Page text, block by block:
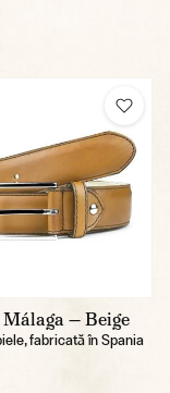
— Beige
fabricată în Spania